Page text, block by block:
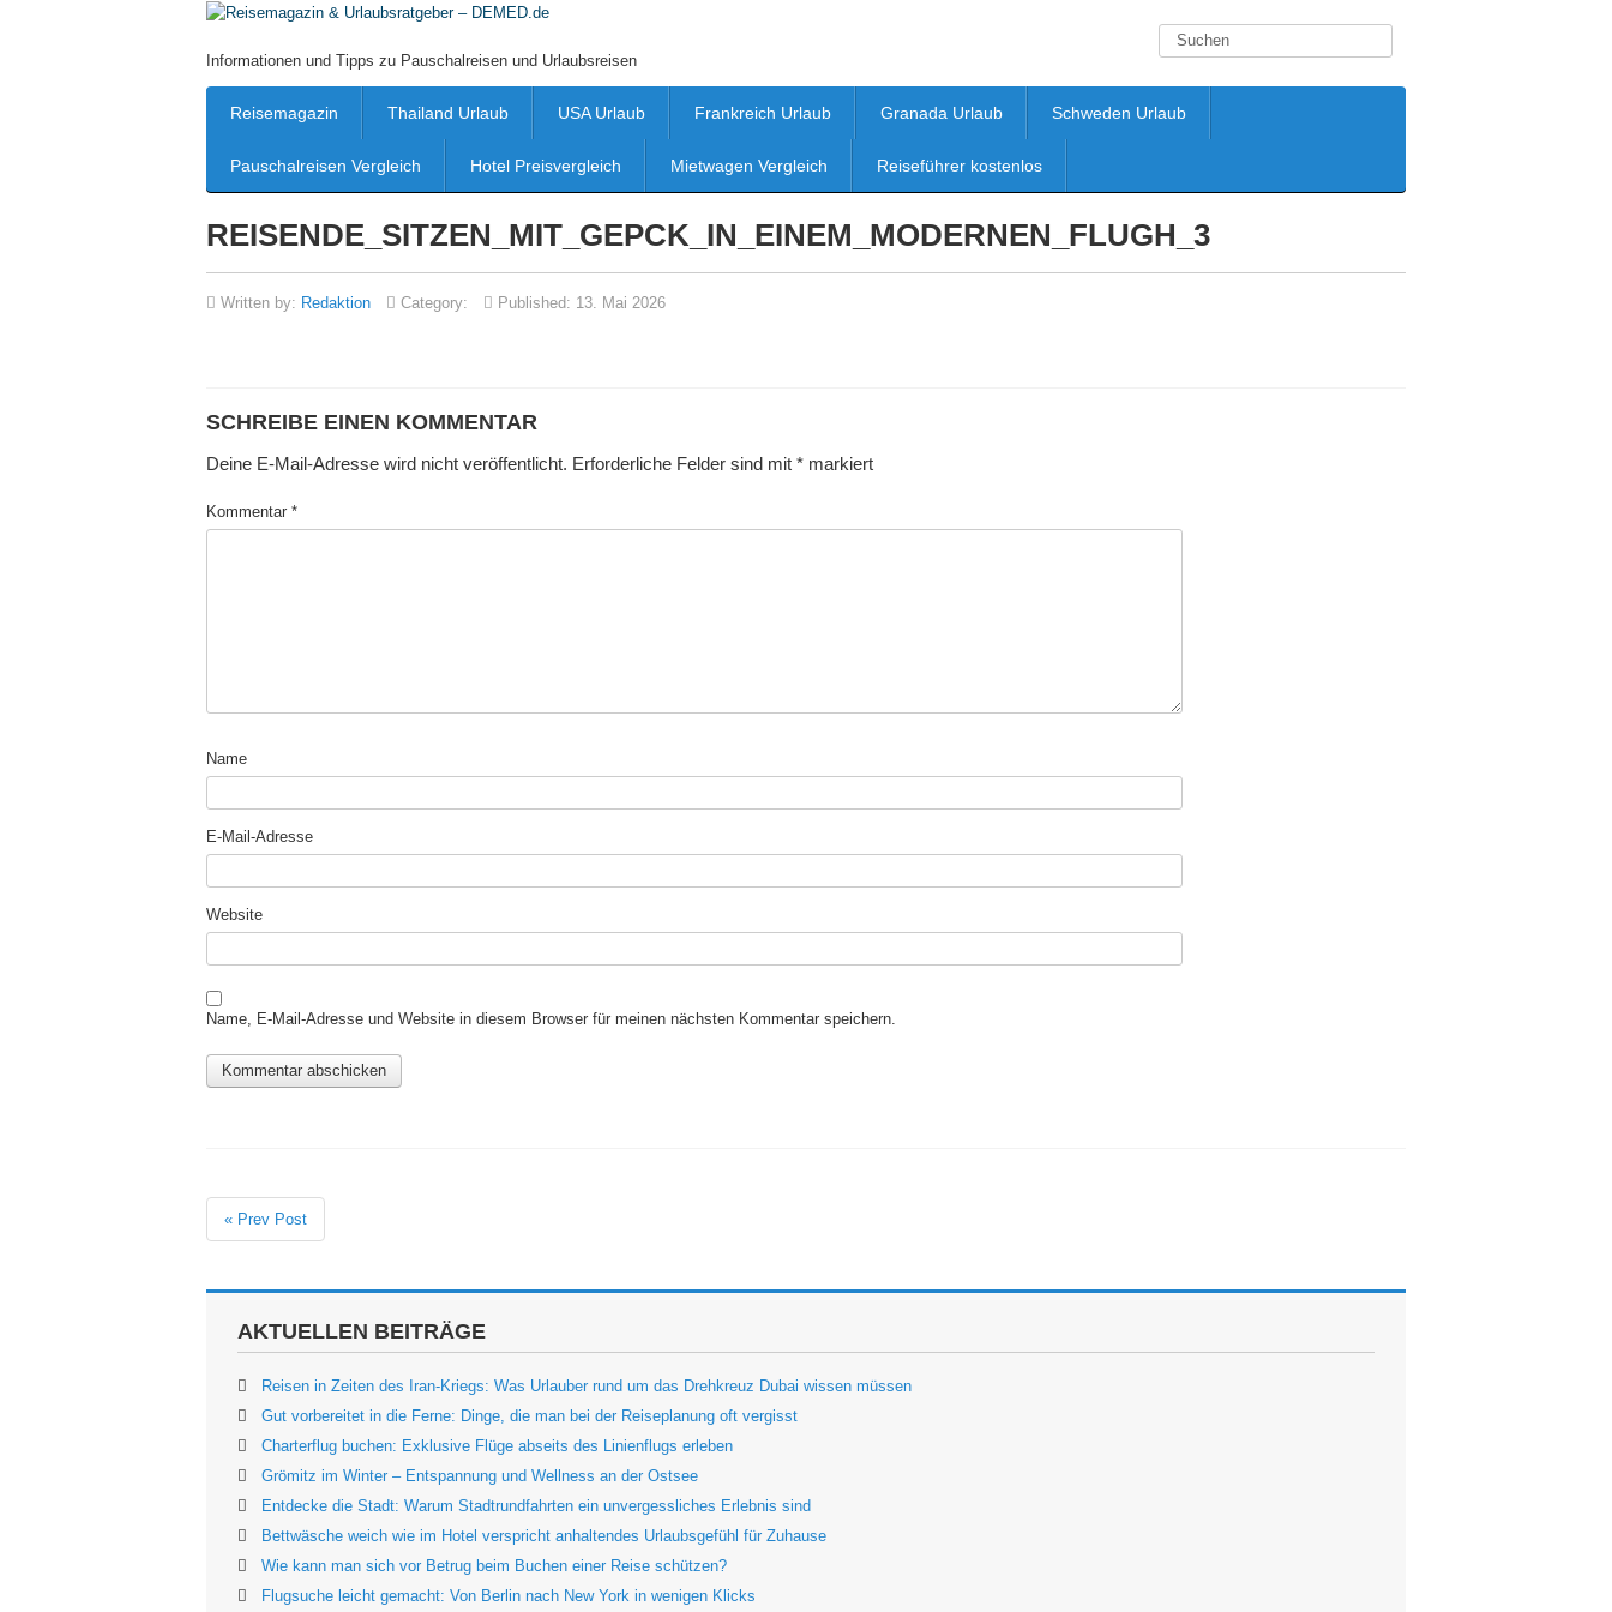
Informationen und Tipps zu Pauschalreisen und Urlaubsreisen
Reisemagazin Thailand Urlaub USA Urlaub Frankreich Urlaub Granada Urlaub Schweden Urlaub
Pauschalreisen Vergleich Hotel Preisvergleich Mietwagen Vergleich Reiseführer kostenlos
REISENDE_SITZEN_MIT_GEPCK_IN_EINEM_MODERNEN_FLUGH_3
Written by: Redaktion Category: Published: 13. Mai 2026
SCHREIBE EINEN KOMMENTAR
Deine E-Mail-Adresse wird nicht veröffentlicht. Erforderliche Felder sind mit * markiert
Kommentar *
Name
E-Mail-Adresse
Website
Name, E-Mail-Adresse und Website in diesem Browser für meinen nächsten Kommentar speichern.
« Prev Post
AKTUELLEN BEITRÄGE
Reisen in Zeiten des Iran-Kriegs: Was Urlauber rund um das Drehkreuz Dubai wissen müssen
Gut vorbereitet in die Ferne: Dinge, die man bei der Reiseplanung oft vergisst
Charterflug buchen: Exklusive Flüge abseits des Linienflugs erleben
Grömitz im Winter – Entspannung und Wellness an der Ostsee
Entdecke die Stadt: Warum Stadtrundfahrten ein unvergessliches Erlebnis sind
Bettwäsche weich wie im Hotel verspricht anhaltendes Urlaubsgefühl für Zuhause
Wie kann man sich vor Betrug beim Buchen einer Reise schützen?
Flugsuche leicht gemacht: Von Berlin nach New York in wenigen Klicks